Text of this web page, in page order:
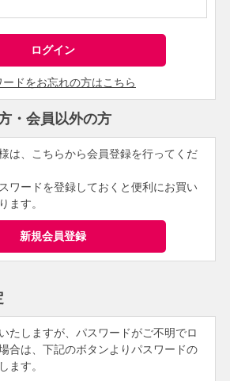
ードをお忘れの方はこちら
・会員以外の方
は、こちらから会員登録を行ってくだ
ワードを登録しておくと便利にお買い
ます。
たしますが、パスワードがご不明でロ
合は、下記のボタンよりパスワードの
ます。